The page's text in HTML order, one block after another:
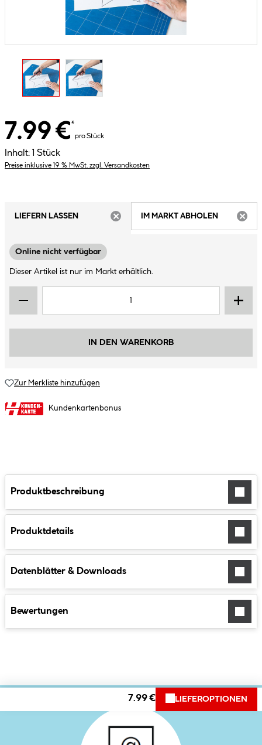
7.99 €*
pro Stück
Inhalt: 1 Stück
Preise inklusive 19 % MwSt. zzgl. Versandkosten
LIEFERN LASSEN
IM MARKT ABHOLEN
Online nicht verfügbar
Dieser Artikel ist nur im Markt erhältlich.
IN DEN WARENKORB
Zur Merkliste hinzufügen
Kundenkartenbonus
Produktbeschreibung
Produktdetails
Datenblätter & Downloads
Bewertungen
7.99 € LIEFEROPTIONEN